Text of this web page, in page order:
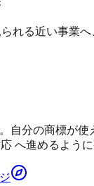
れる近い事業
自分の商標が使
へ進めるよう